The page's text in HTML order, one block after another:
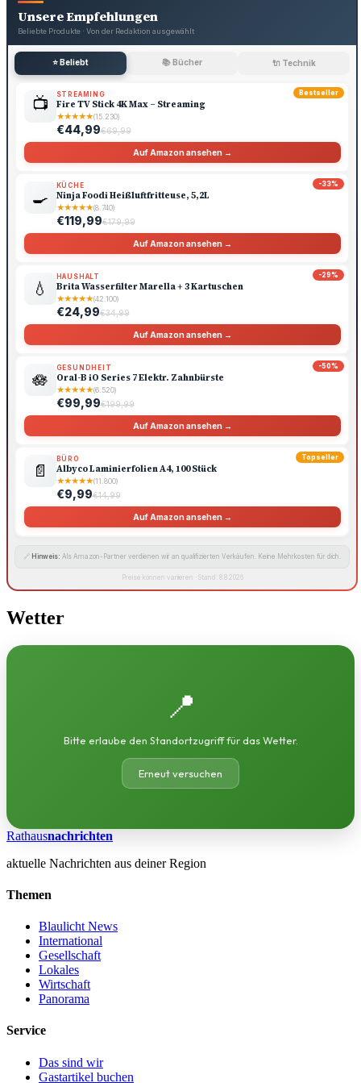
Unsere Empfehlungen
Beliebte Produkte · Von der Redaktion ausgewählt
⭐ Beliebt 📚 Bücher 🔌 Technik
Bestseller
📺 STREAMING
Fire TV Stick 4K Max – Streaming
★★★★★(15.230)
€44,99€69,99
Auf Amazon ansehen →
-33%
🍳
KÜCHE
Ninja Foodi Heißluftfritteuse, 5,2L
★★★★★(8.740)
€119,99€179,99
Auf Amazon ansehen →
-29%
💧
HAUSHALT
Brita Wasserfilter Marella + 3 Kartuschen
★★★★★(42.100)
€24,99€34,99
Auf Amazon ansehen →
-50%
🪷
GESUNDHEIT
Oral-B iO Series 7 Elektr. Zahnbürste
★★★★★(6.520)
€99,99€199,99
Auf Amazon ansehen →
Topseller
📄
BÜRO
Albyco Laminierfolien A4, 100 Stück
★★★★★(11.800)
€9,99€14,99
Auf Amazon ansehen →
🔗 Hinweis: Als Amazon-Partner verdienen wir an qualifizierten Verkäufen. Keine Mehrkosten für dich.
Preise können variieren · Stand: 8.8.2026
Wetter
📍
Bitte erlaube den Standortzugriff für das Wetter.
Erneut versuchen
Rathausnachrichten
aktuelle Nachrichten aus deiner Region
Themen
Blaulicht News
International
Gesellschaft
Lokales
Wirtschaft
Panorama
Service
Das sind wir
Gastartikel buchen